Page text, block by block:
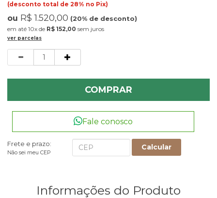
(desconto total de 28% no Pix)
ou R$ 1.520,00 (20% de desconto)
10x de R$ 152,00 sem juros
ver parcelas
Quantidade
COMPRAR
Fale conosco
Frete e prazo:
Não sei meu CEP
Calcular
Informações do Produto